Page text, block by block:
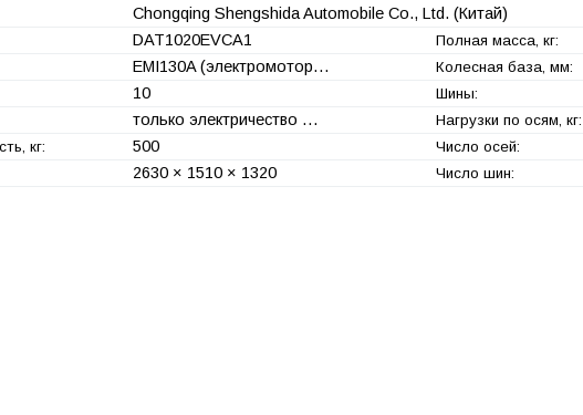
Chongqing Shengshida Automobile Co., Ltd. (Китай)
DAT1020EVCA1 Полная масса, кг:
EMI130A (электромотор… Колесная база, мм:
10 Шины:
только электричество … Нагрузки по осям, кг:
кг: 500 Число осей:
2630 × 1510 × 1320 Число шин: